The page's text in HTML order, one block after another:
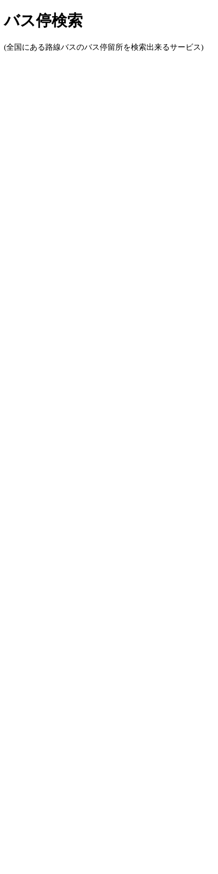
バス停検索
(全国にある路線バスのバス停留所を検索出来るサービス)